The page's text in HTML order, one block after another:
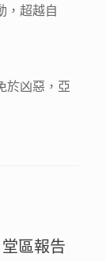
，超越自
於凶惡，亞
區報告